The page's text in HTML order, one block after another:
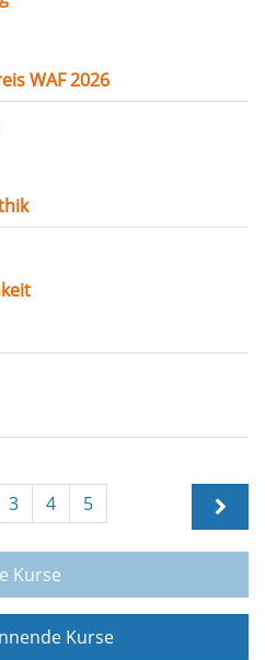
WAF 2026
3 4 5
Kurse
Kurse